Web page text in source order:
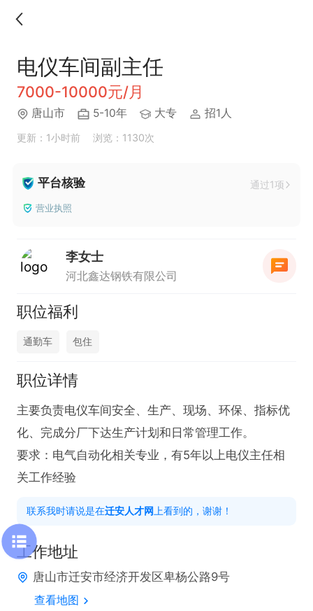
电仪车间副主任
7000-10000元/月
唐山市 5-10年 大专 招1人
更新：1小时前 浏览：1130次
平台核验 通过1项
营业执照
李女士
河北鑫达钢铁有限公司
职位福利
通勤车 包住
职位详情
主要负责电仪车间安全、生产、现场、环保、指标优
化、完成分厂下达生产计划和日常管理工作。
要求：电气自动化相关专业，有5年以上电仪主任相
关工作经验
联系我时请说是在迁安人才网 上看到的，谢谢！
工作地址
唐山市迁安市经济开发区卑杨公路9号
查看地图